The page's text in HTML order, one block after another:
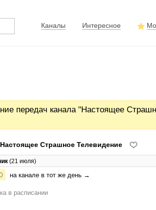
Каналы Интересное
передач канала "Настоящее
Настоящее Страшное Телевидение
(21 июля)
на канале в тот же день →
в расписании